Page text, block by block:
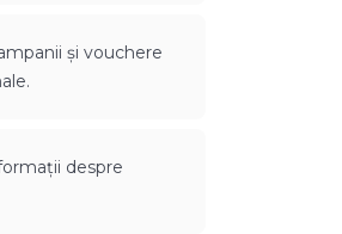
și vouchere
despre